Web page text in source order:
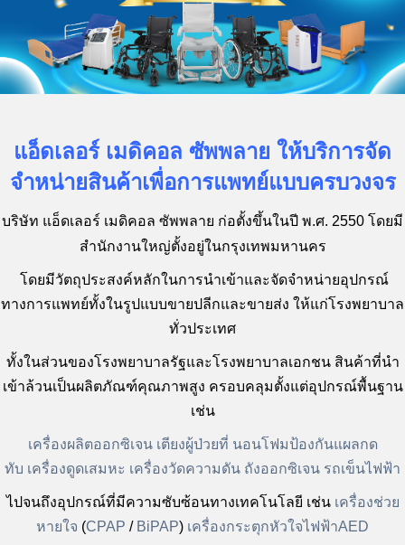
แอ็ดเลอร์ เมดิคอล ซัพพลาย ให้บริการจัด
จำหน่ายสินค้าเพื่อการแพทย์แบบครบวงจร
บริษัท แอ็ดเลอร์ เมดิคอล ซัพพลาย ก่อตั้งขึ้นในปี พ.ศ. 2550 โดยมี
สำนักงานใหญ่ตั้งอยู่ในกรุงเทพมหานคร
โดยมีวัตถุประสงค์หลักในการนำเข้าและจัดจำหน่ายอุปกรณ์
ทางการแพทย์ทั้งในรูปแบบขายปลีกและขายส่ง ให้แก่โรงพยาบาล
ทั่วประเทศ
ทั้งในส่วนของโรงพยาบาลรัฐและโรงพยาบาลเอกชน สินค้าที่นำ
เข้าล้วนเป็นผลิตภัณฑ์คุณภาพสูง ครอบคลุมตั้งแต่อุปกรณ์พื้นฐาน
เช่น
เครื่องผลิตออกซิเจน เตียงผู้ป่วยที่ นอนโฟมป้องกันแผลกด
ทับ เครื่องดูดเสมหะ เครื่องวัดความดัน ถังออกซิเจน รถเข็นไฟฟ้า
ไปจนถึงอุปกรณ์ที่มีความซับซ้อนทางเทคโนโลยี เช่น เครื่องช่วย
หายใจ (CPAP / BiPAP) เครื่องกระตุกหัวใจไฟฟ้าAED